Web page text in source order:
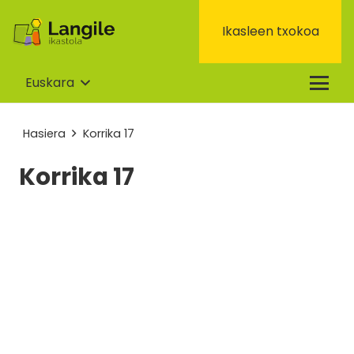
Ikasleen txokoa
Euskara
Hasiera Korrika 17
Korrika 17